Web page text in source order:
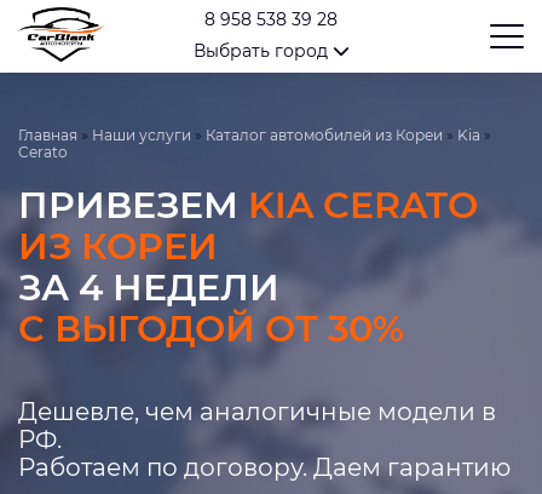
8 958 538 39 28
Выбрать город
Главная » Наши услуги » Каталог автомобилей из Кореи » Kia »
Cerato
ПРИВЕЗЕМ KIA CERATO
ИЗ КОРЕИ
ЗА 4 НЕДЕЛИ
С ВЫГОДОЙ ОТ 30%
Дешевле, чем аналогичные модели в
РФ.
Работаем по договору. Даем гарантию